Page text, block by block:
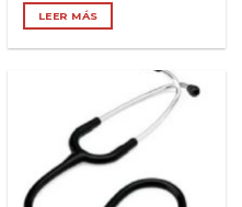
LEER MÁS